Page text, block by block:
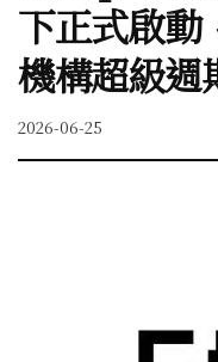
下正式啟動
機構超級週
2026-06-25